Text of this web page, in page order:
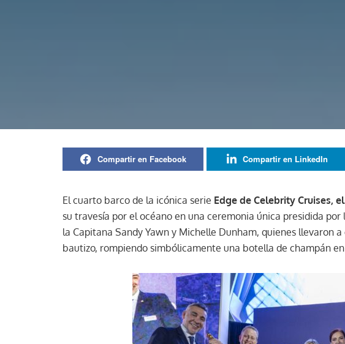
Compartir en Facebook Compartir en LinkedIn
El cuarto barco de la icónica serie Edge de Celebrity Cruises,
su travesía por el océano en una ceremonia única presidida
la Capitana Sandy Yawn y Michelle Dunham, quienes llevaron
bautizo, rompiendo simbólicamente una botella de champán